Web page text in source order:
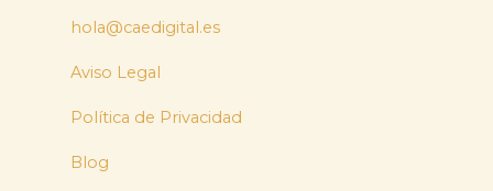
hola@caedigital.es
Aviso Legal
Política de Privacidad
Blog